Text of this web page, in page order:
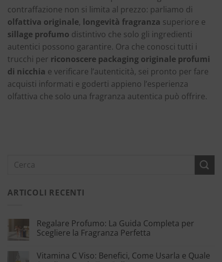
contraffazione non si limita al prezzo: parliamo di
olfattiva originale, longevità fragranza superiore e
sillage profumo distintivo che solo gli ingredienti
autentici possono garantire. Ora che conosci tutti i
trucchi per riconoscere packaging originale profumi
di nicchia e verificare l’autenticità, sei pronto per fare
acquisti informati e goderti appieno l’esperienza
olfattiva che solo una fragranza autentica può offrire.
ARTICOLI RECENTI
Regalare Profumo: La Guida Completa per
Scegliere la Fragranza Perfetta
Vitamina C Viso: Benefici, Come Usarla e Quale